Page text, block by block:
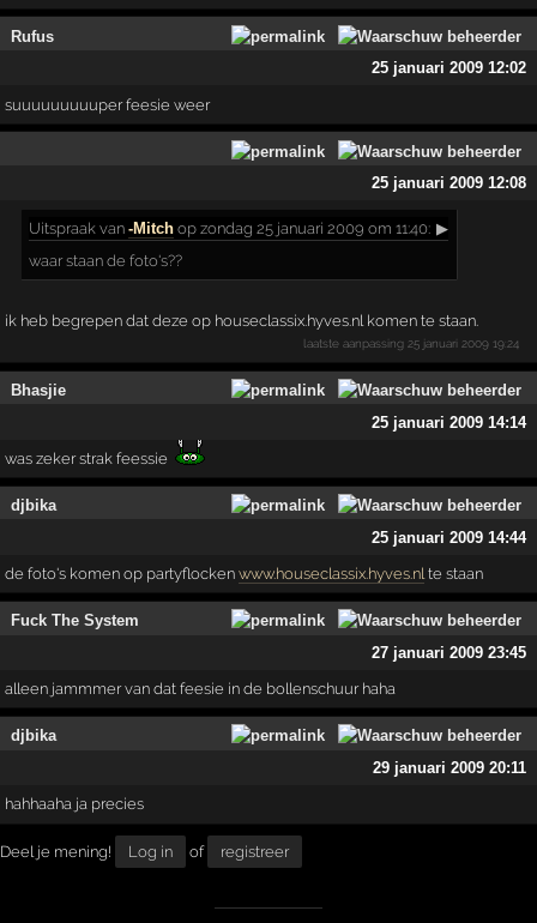
Rufus
25 januari 2009 12:02
suuuuuuuuuper feesie weer
25 januari 2009 12:08
Uitspraak van-Mitch op zondag 25 januari 2009 om 11:40: ▶
waar staan de foto's??
ik heb begrepen dat deze op houseclassix.hyves.nl komen te staan.
laatste aanpassing 25 januari 2009 19:24
Bhasjie
25 januari 2009 14:14
was zeker strak feessie
djbika
25 januari 2009 14:44
de foto's komen op partyflocken www.houseclassix.hyves.nlte staan
Fuck The System
27 januari 2009 23:45
alleen jammmer van dat feesie in de bollenschuur haha
djbika
29 januari 2009 20:11
hahhaaha ja precies
Deel je mening! Log in of registreer